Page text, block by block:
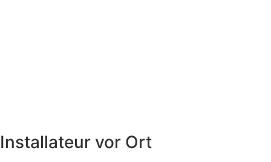
Installateur vor Ort